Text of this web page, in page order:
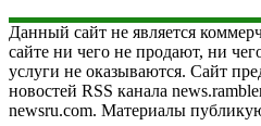
Данный сайт не является
сайте ни чего не продают, ни
услуги не оказываются. Сайт
новостей RSS канала
newsru.com. Материалы